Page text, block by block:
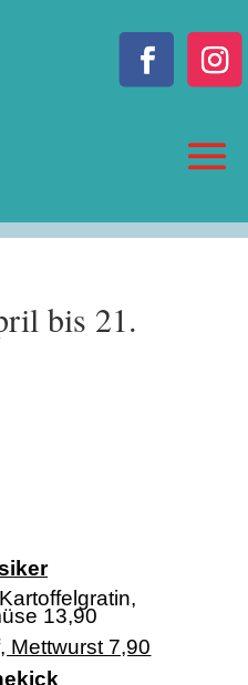
bis 21.
13,90
Mettwurst 7,90